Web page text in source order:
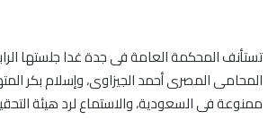
تستأنف المحكمة العامة فى جدة غدا جلستها
المحامى المصرى أحمد الجيزاوى، وإسلام بكر
ممنوعة فى السعودية، والاستماع لرد هيئة